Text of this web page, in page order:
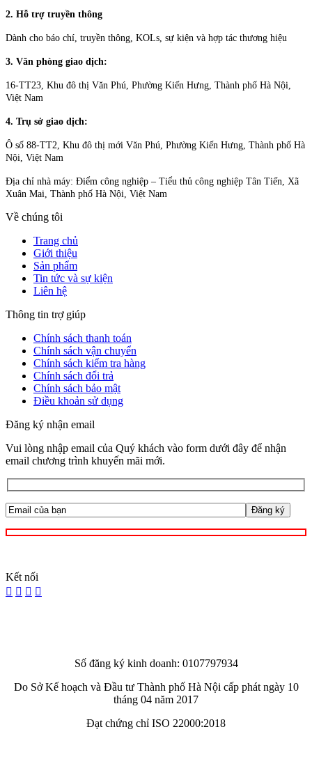
2. Hỗ trợ truyền thông
Dành cho báo chí, truyền thông, KOLs, sự kiện và hợp tác thương hiệu
3. Văn phòng giao dịch:
16-TT23, Khu đô thị Văn Phú, Phường Kiến Hưng, Thành phố Hà Nội,
Việt Nam
4. Trụ sở giao dịch:
Ô số 88-TT2, Khu đô thị mới Văn Phú, Phường Kiến Hưng, Thành phố Hà
Nội, Việt Nam
Địa chỉ nhà máy: Điểm công nghiệp – Tiểu thủ công nghiệp Tân Tiến, Xã
Xuân Mai, Thành phố Hà Nội, Việt Nam
Về chúng tôi
Trang chủ
Giới thiệu
Sản phẩm
Tin tức và sự kiện
Liên hệ
Thông tin trợ giúp
Chính sách thanh toán
Chính sách vận chuyển
Chính sách kiểm tra hàng
Chính sách đổi trả
Chính sách bảo mật
Điều khoản sử dụng
Đăng ký nhận email
Vui lòng nhập email của Quý khách vào form dưới đây để nhận
email chương trình khuyến mãi mới.
Kết nối
Số đăng ký kinh doanh: 0107797934
Do Sở Kế hoạch và Đầu tư Thành phố Hà Nội cấp phát ngày 10
tháng 04 năm 2017
Đạt chứng chỉ ISO 22000:2018